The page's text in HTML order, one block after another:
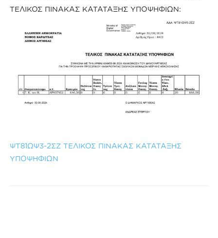
ΤΕΛΙΚΟΣ ΠΙΝΑΚΑΣ ΚΑΤΑΤΑΞΗΣ ΥΠΟΨΗΦΙΩΝ:
ΨΤ81ΩΨ3-2ΣΖ ΤΕΛΙΚΟΣ ΠΙΝΑΚΑΣ ΚΑΤΑΤΑΞΗΣ
ΥΠΟΨΗΦΙΩΝ